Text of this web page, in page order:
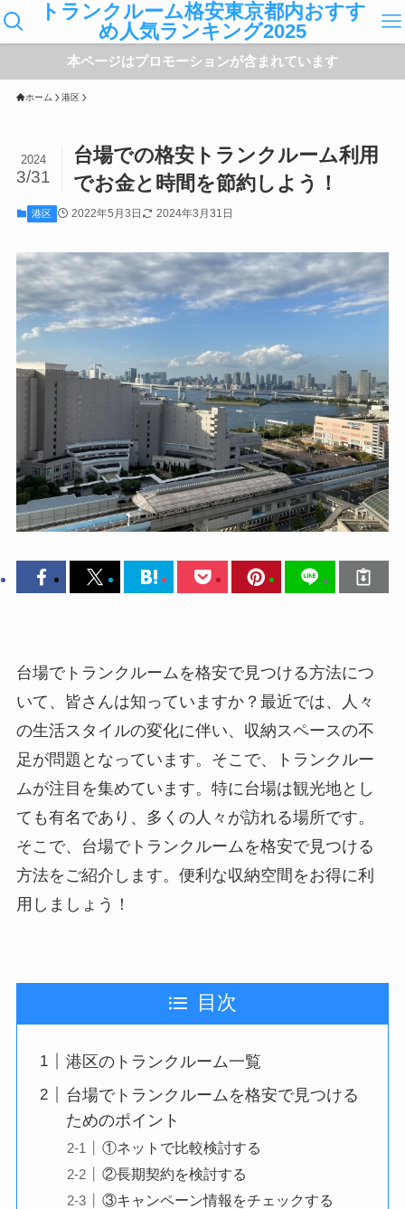
トランクルーム格安東京都内おすす
め人気ランキング2025
本ページはプロモーションが含まれています
ホーム 港区
台場での格安トランクルーム利用
でお金と時間を節約しよう！
2024
3/31
港区 2022年5月3日 2024年3月31日
台場でトランクルームを格安で見つける方法につ
いて、皆さんは知っていますか？最近では、人々
の生活スタイルの変化に伴い、収納スペースの不
足が問題となっています。そこで、トランクルー
ムが注目を集めています。特に台場は観光地とし
ても有名であり、多くの人々が訪れる場所です。
そこで、台場でトランクルームを格安で見つける
方法をご紹介します。便利な収納空間をお得に利
用しましょう！
目次
港区のトランクルーム一覧
台場でトランクルームを格安で見つける
ためのポイント
①ネットで比較検討する
②長期契約を検討する
③キャンペーン情報をチェックする